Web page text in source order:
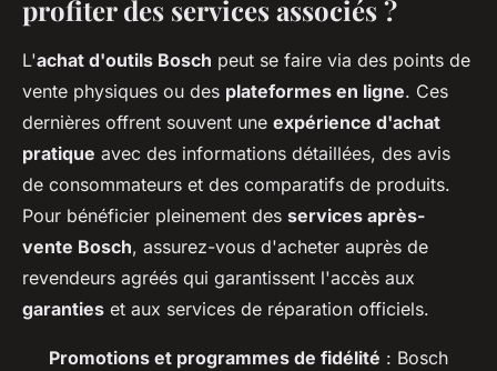
profiter des services associés ?
L'achat d'outils Bosch peut se faire via des points de
vente physiques ou des plateformes en ligne. Ces
dernières offrent souvent une expérience d'achat
pratique avec des informations détaillées, des avis
de consommateurs et des comparatifs de produits.
Pour bénéficier pleinement des services après-
vente Bosch, assurez-vous d'acheter auprès de
revendeurs agréés qui garantissent l'accès aux
garanties et aux services de réparation officiels.
Promotions et programmes de fidélité : Bosch